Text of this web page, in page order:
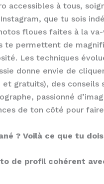
accessibles à tous,
que tu sois
floues faites à la va-
te permettent de
Les techniques
donne envie de
gratuits), des conseils
passionné
de ton côté pour
? Voilà ce que tu
de profil cohérent